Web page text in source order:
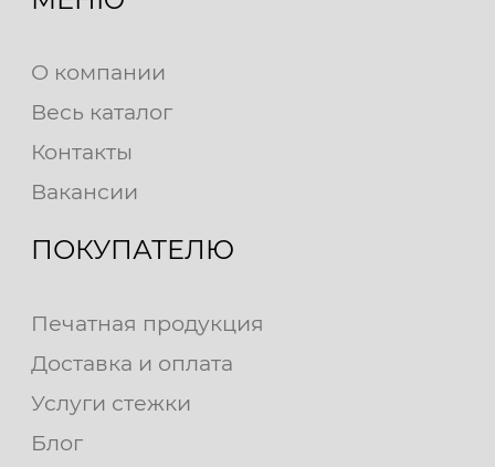
О компании
Весь каталог
Контакты
Вакансии
ПОКУПАТЕЛЮ
Печатная продукция
Доставка и оплата
Услуги стежки
Блог